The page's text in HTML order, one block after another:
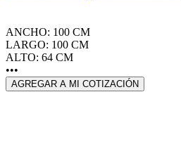
ANCHO: 100 CM
LARGO: 100 CM
ALTO: 64 CM
•••
AGREGAR A MI COTIZACIÓN